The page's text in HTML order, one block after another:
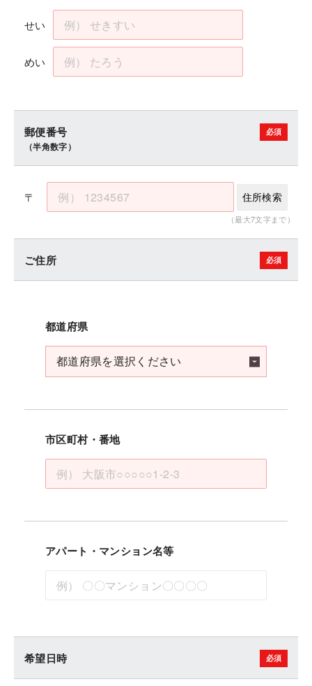
せい
めい
郵便番号
（半角数字）
〒
（最大7文字まで）
住所検索
ご住所
都道府県
市区町村・番地
アパート・マンション名等
希望日時